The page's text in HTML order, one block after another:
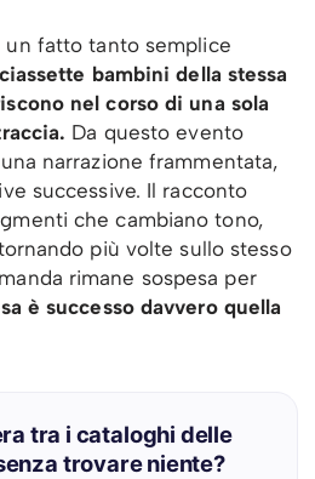
fatto tanto semplice
bambini della stessa
nel corso di una sola
Da questo evento
narrazione frammentata,
successive. Il racconto
che cambiano tono,
più volte sullo stesso
rimane sospesa per
è successo davvero quella
tra i cataloghi delle
trovare niente?